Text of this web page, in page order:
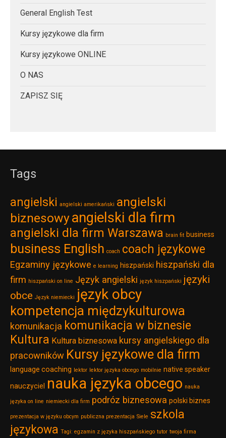
General English Test
Kursy językowe dla firm
Kursy językowe ONLINE
O NAS
ZAPISZ SIĘ
Tags
angielski angielski amerikański angielski
biznesowyangielski dla firm
angielski dla firm Warszawa brain fit business
business English coach coach językowe
Egzaminy językowe e learning hiszpański hiszpański dla
firm hiszpański on line Język angielski język hiszpański języki
obce Język niemiecki język obcy
kompetencja międzykulturowa
komunikacja komunikacja w biznesie
Kultura Kultura biznesowa kursy angielskiego dla
pracowników Kursy językowe dla firm
language coaching lektor lektor języka obcego mobilnie native speaker
nauczyciel nauka języka obcego nauka
języka on line niemiecki dla firm podróz biznesowa polski biznes
prezentacja w języku obcym publiczna prezentacja Siele szkola
językowa Tagi: egzamin z języka hiszpańskiego tutor twoja firma